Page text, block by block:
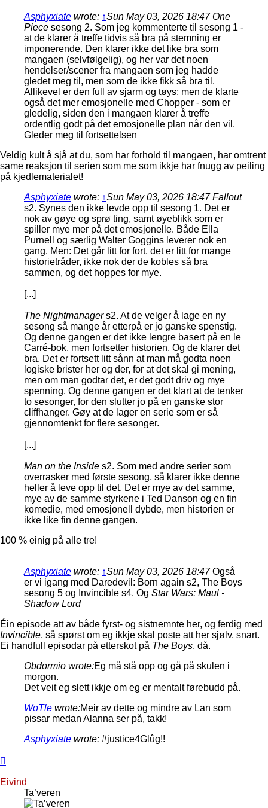
Asphyxiate wrote: ↑Sun May 03, 2026 18:47 One
Piece sesong 2. Som jeg kommenterte til sesong 1 -
at de klarer å treffe tidvis så bra på stemning er
imponerende. Den klarer ikke det like bra som
mangaen (selvfølgelig), og her var det noen
hendelser/scener fra mangaen som jeg hadde
gledet meg til, men som de ikke fikk så bra til.
Allikevel er den full av sjarm og tøys; men de klarte
også det mer emosjonelle med Chopper - som er
gledelig, siden den i mangaen klarer å treffe
ordentlig godt på det emosjonelle plan når den vil.
Gleder meg til fortsettelsen
Veldig kult å sjå at du, som har forhold til mangaen, har omtrent
same reaksjon til serien som me som ikkje har fnugg av peiling
på kjedlematerialet!
Asphyxiate wrote: ↑Sun May 03, 2026 18:47 Fallout
s2. Synes den ikke levde opp til sesong 1. Det er
nok av gøye og sprø ting, samt øyeblikk som er
spiller mye mer på det emosjonelle. Både Ella
Purnell og særlig Walter Goggins leverer nok en
gang. Men: Det går litt for fort, det er litt for mange
historietråder, ikke nok der de kobles så bra
sammen, og det hoppes for mye.
[...]
The Nightmanagers2. At de velger å lage en ny
sesong så mange år etterpå er jo ganske spenstig.
Og denne gangen er det ikke lengre basert på en le
Carré-bok, men fortsetter historien. Og de klarer det
bra. Det er fortsett litt sånn at man må godta noen
logiske brister her og der, for at det skal gi mening,
men om man godtar det, er det godt driv og mye
spenning. Og denne gangen er det klart at de tenker
to sesonger, for den slutter jo på en ganske stor
cliffhanger. Gøy at de lager en serie som er så
gjennomtenkt for flere sesonger.
[...]
Man on the Inside s2. Som med andre serier som
overrasker med første sesong, så klarer ikke denne
heller å leve opp til det. Det er mye av det samme,
mye av de samme styrkene i Ted Danson og en fin
komedie, med emosjonell dybde, men historien er
ikke like fin denne gangen.
100 % einig på alle tre!
Asphyxiate wrote: ↑Sun May 03, 2026 18:47Også
er vi igang med Daredevil: Born again s2, The Boys
sesong 5 og Invincible s4. Og Star Wars: Maul -
Shadow Lord
Éin episode att av både fyrst- og sistnemnte her, og ferdig med
Invincible, så spørst om eg ikkje skal poste att her sjølv, snart.
Ei handfull episodar på etterskot på The Boys, då.
Obdormio wrote:Eg må stå opp og gå på skulen i
morgon.
Det veit eg slett ikkje om eg er mentalt førebudd på.
WoTle wrote:Meir av dette og mindre av Lan som
pissar medan Alanna ser på, takk!
Asphyxiate wrote: #justice4Glûg!!
Eivind
Ta’veren